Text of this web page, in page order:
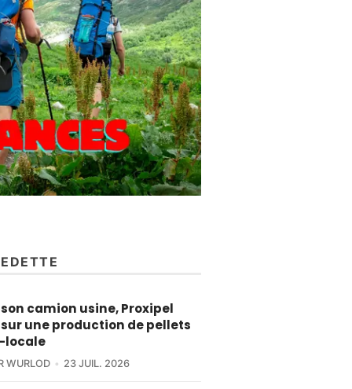
camion usine, Proxipel
une production de pellets
locale
WURLOD 23 JUIL. 2026